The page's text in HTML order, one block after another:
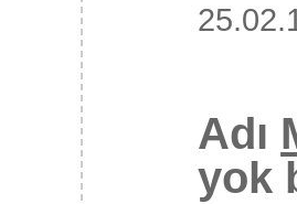
Adı
yok